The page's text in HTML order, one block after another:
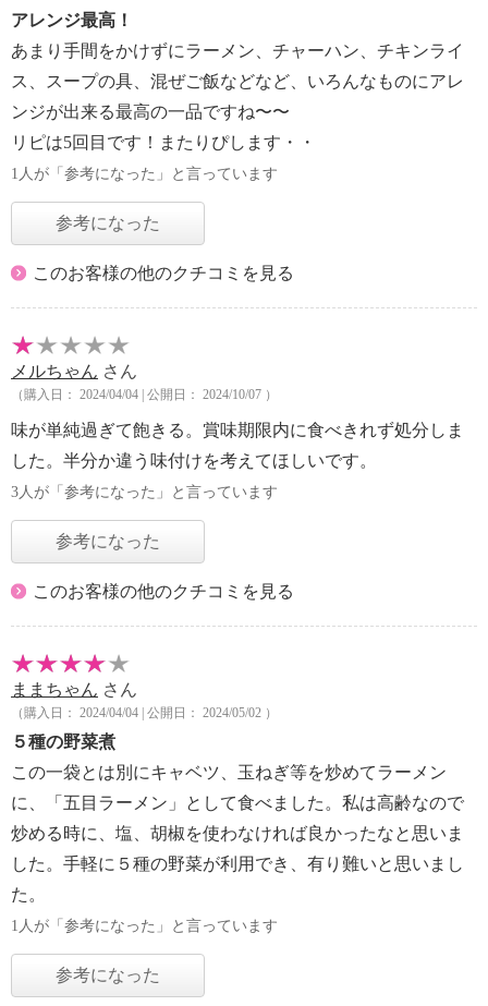
アレンジ最高！
あまり手間をかけずにラーメン、チャーハン、チキンライ
ス、スープの具、混ぜご飯などなど、いろんなものにアレ
ンジが出来る最高の一品ですね〜〜
リピは5回目です！またりぴします・・
1人が「参考になった」と言っています
参考になった
このお客様の他のクチコミを見る
メルちゃん さん
（購入日： 2024/04/04 | 公開日： 2024/10/07 ）
味が単純過ぎて飽きる。賞味期限内に食べきれず処分しま
した。半分か違う味付けを考えてほしいです。
3人が「参考になった」と言っています
参考になった
このお客様の他のクチコミを見る
ままちゃん さん
（購入日： 2024/04/04 | 公開日： 2024/05/02 ）
５種の野菜煮
この一袋とは別にキャベツ、玉ねぎ等を炒めてラーメン
に、「五目ラーメン」として食べました。私は高齢なので
炒める時に、塩、胡椒を使わなければ良かったなと思いま
した。手軽に５種の野菜が利用でき、有り難いと思いまし
た。
1人が「参考になった」と言っています
参考になった